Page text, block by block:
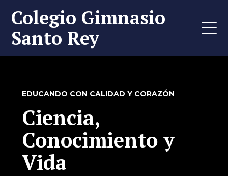
Colegio Gimnasio
Santo Rey
EDUCANDO CON CALIDAD Y CORAZÓN
Ciencia,
Conocimiento y
Vida